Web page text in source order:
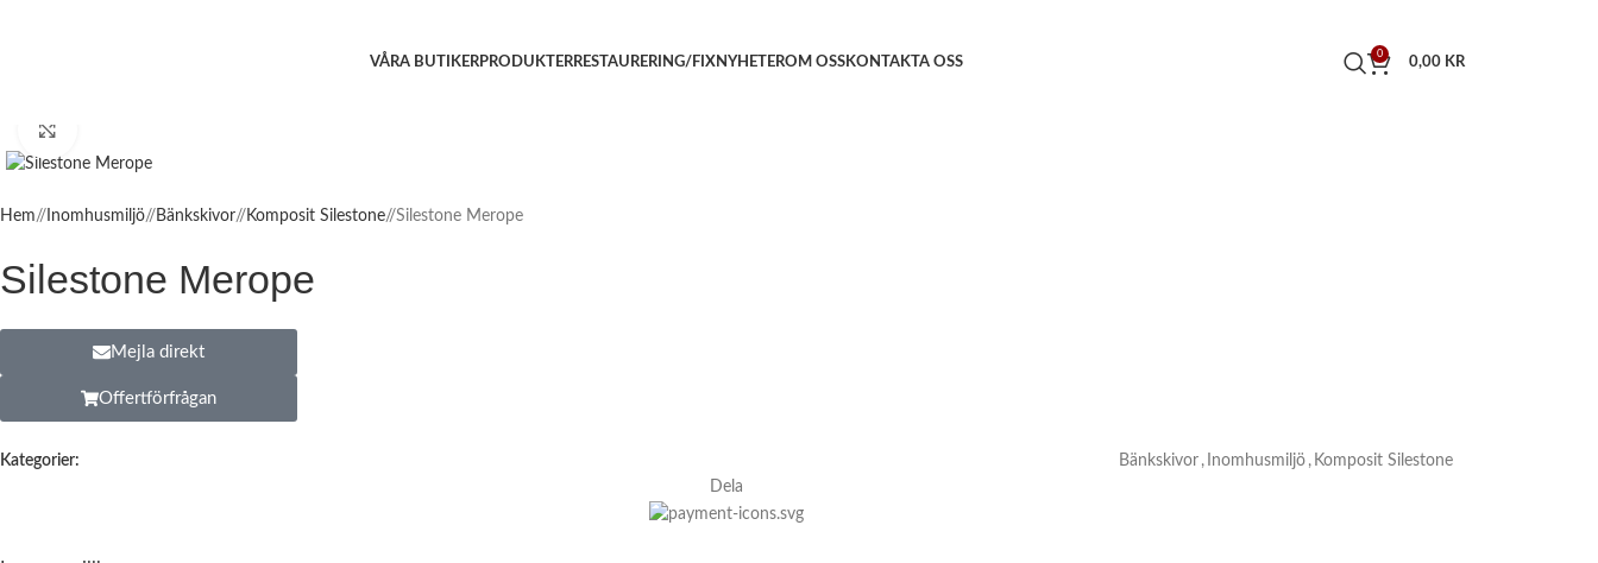
VÅRA BUTIKERPRODUKTERRESTAURERING/FIX NYHETEROM OSSKONTAKTA OSS
0
0,00 KR
Hem/ Inomhusmiljö/ Bänkskivor/ Komposit Silestone/ Silestone Merope
Silestone Merope
Mejla direkt
Offertförfrågan
Kategorier: Bänkskivor , Inomhusmiljö , Komposit Silestone
Dela